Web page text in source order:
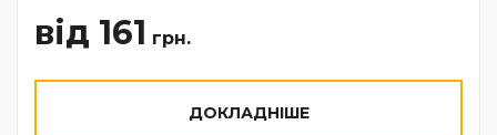
від 161 грн.
ДОКЛАДНІШЕ